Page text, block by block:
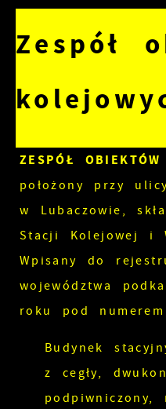
Zespół
ZESPÓŁ OBIEKTÓW
położony przy
w Lubaczowie,
Stacji Kolejowej i
Wpisany do
województwa
roku pod
Budynek
z cegły,
podpiwniczony,